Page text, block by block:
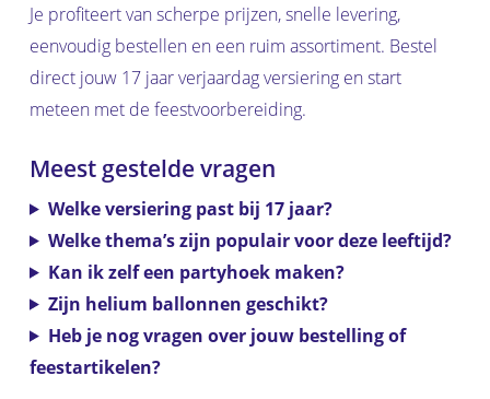
Je profiteert van scherpe prijzen, snelle levering,
eenvoudig bestellen en een ruim assortiment. Bestel
direct jouw 17 jaar verjaardag versiering en start
meteen met de feestvoorbereiding.
Meest gestelde vragen
Welke versiering past bij 17 jaar?
Welke thema’s zijn populair voor deze leeftijd?
Kan ik zelf een partyhoek maken?
Zijn helium ballonnen geschikt?
Heb je nog vragen over jouw bestelling of
feestartikelen?